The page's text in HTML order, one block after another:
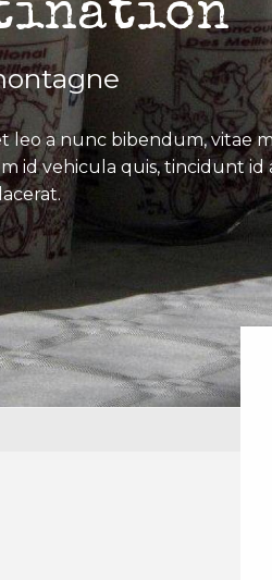
a nunc bibendum, vitae
id vehicula quis, tincidunt